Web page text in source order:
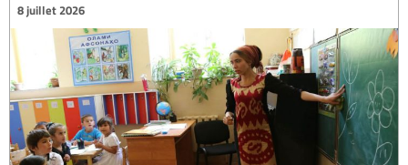
8 juillet 2026